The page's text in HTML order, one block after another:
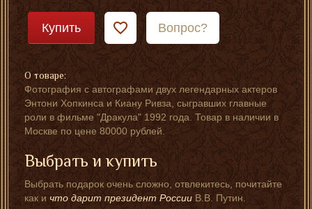
Купить Вопрос?
О товаре:
Фотография с автографами двух легендарных актеров
Энтони Хопкинса и Киану Ривза, сыгравших главные
роли в фильме "Дракула" 1992 года. Товар в наличии в
Москве по цене 80000 рублей.
Выбрать и купить
Выбрать подарок очень сложно, отвлекитесь, почитайте
как ичто дарит президент РоссииВ.В. Путин.